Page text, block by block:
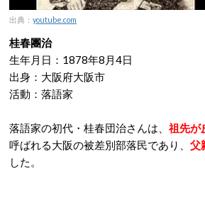
出典： youtube.com
桂春團治
生年月日：1878年8月4日
出身：大阪府大阪市
活動：落語家
落語家の初代・桂春団治さんは、 祖先が
呼ばれる大阪の被差別部落民であり、 父
した。